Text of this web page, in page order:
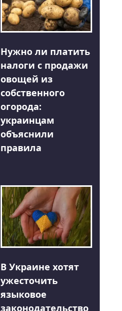
Нужно ли платить
налоги с продажи
овощей из
собственного
огорода:
украинцам
объяснили
правила
В Украине хотят
ужесточить
языковое
законодательство